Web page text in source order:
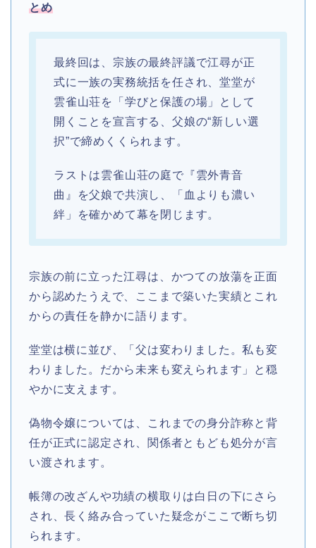
とめ
最終回は、宗族の最終評議で江尋が正
式に一族の実務統括を任され、堂堂が
雲雀山荘を「学びと保護の場」として
開くことを宣言する、父娘の“新しい選
択”で締めくくられます。
ラストは雲雀山荘の庭で『雲外青音
曲』を父娘で共演し、「血よりも濃い
絆」を確かめて幕を閉じます。
宗族の前に立った江尋は、かつての放蕩を正面
から認めたうえで、ここまで築いた実績とこれ
からの責任を静かに語ります。
堂堂は横に並び、「父は変わりました。私も変
わりました。だから未来も変えられます」と穏
やかに支えます。
偽物令嬢については、これまでの身分詐称と背
任が正式に認定され、関係者ともども処分が言
い渡されます。
帳簿の改ざんや功績の横取りは白日の下にさら
され、長く絡み合っていた疑念がここで断ち切
られます。